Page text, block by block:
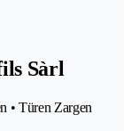
Sàrl
• Türen Zargen